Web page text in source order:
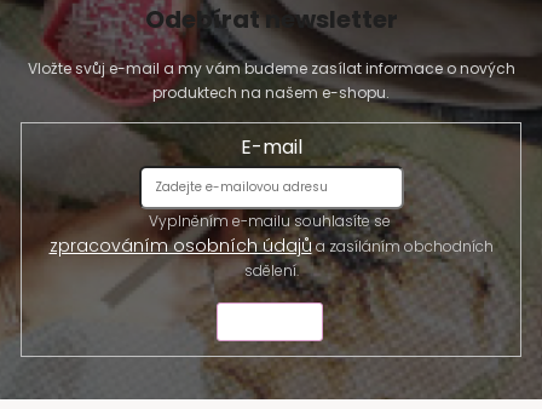
Odebírat newsletter
Vložte svůj e-mail a my vám budeme zasílat informace o nových
produktech na našem e-shopu.
E-mail
Vyplněním e-mailu souhlasíte se
zpracováním osobních údajůa zasíláním obchodních
sdělení.